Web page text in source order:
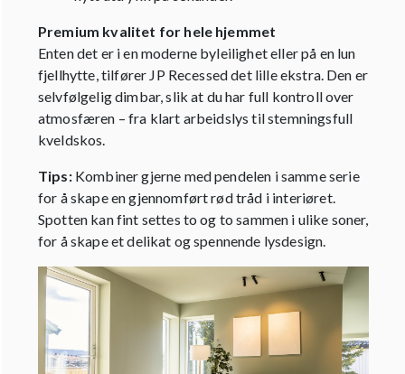
Premium kvalitet for hele hjemmet
Enten det er i en moderne byleilighet eller på en lun
fjellhytte, tilfører JP Recessed det lille ekstra. Den er
selvfølgelig dimbar, slik at du har full kontroll over
atmosfæren – fra klart arbeidslys til stemningsfull
kveldskos.
Tips:Kombiner gjerne med pendelen i samme serie
for å skape en gjennomført rød tråd i interiøret.
Spotten kan fint settes to og to sammen i ulike soner,
for å skape et delikat og spennende lysdesign.